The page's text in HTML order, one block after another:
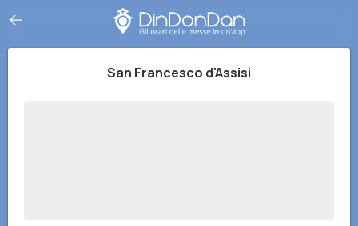
San Francesco d'Assisi